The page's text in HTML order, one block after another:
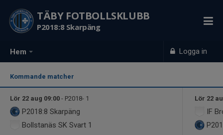
Hem Logga in
TÄBY FOTBOLLSKLUBB
P2018:8 Skarpäng
Kommande matcher
Lör 22 aug 09:00 - P2018- 1
P2018:8 Skarpäng
Bollstanäs SK Svart 1
Lör 22
IF